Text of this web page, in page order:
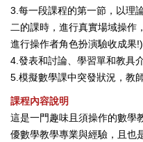
3.每一段課程的第一節，以理
二的課時，進行真實場域操作
進行操作者角色扮演驗收成果!)
4.發表和討論、學習單和教具介
5.模擬數學課中突發狀況，教
課程內容說明
這是一門趣味且須操作的數學
優數學教學專業與經驗，且也